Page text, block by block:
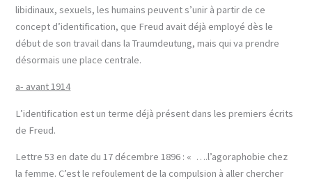
libidinaux, sexuels, les humains peuvent s’unir à partir de ce
concept d’identification, que Freud avait déjà employé dès le
début de son travail dans la Traumdeutung, mais qui va prendre
désormais une place centrale.
a- avant 1914
L’identification est un terme déjà présent dans les premiers écrits
de Freud.
Lettre 53 en date du 17 décembre 1896 : « ….l’agoraphobie chez
la femme. C’est le refoulement de la compulsion à aller chercher